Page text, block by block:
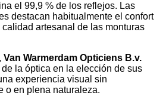
el 99,9 % de los reflejos. Las
destacan habitualmente el confort
artesanal de las monturas
, Van Warmerdam Opticiens B.v.
la óptica en la elección de sus
experiencia visual sin
o en plena naturaleza.